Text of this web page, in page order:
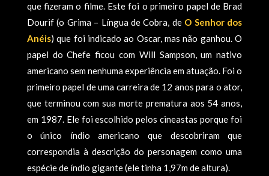
que fizeram o filme. Este foi o primeiro papel de Brad
Dourif (o Grima – Língua de Cobra, de O Senhor dos
Anéis) que foi indicado ao Oscar, mas não ganhou. O
papel do Chefe ficou com Will Sampson, um nativo
americano sem nenhuma experiência em atuação. Foi o
primeiro papel de uma carreira de 12 anos para o ator,
que terminou com sua morte prematura aos 54 anos,
em 1987. Ele foi escolhido pelos cineastas porque foi
o único índio americano que descobriram que
correspondia à descrição do personagem como uma
espécie de índio gigante (ele tinha 1,97m de altura).